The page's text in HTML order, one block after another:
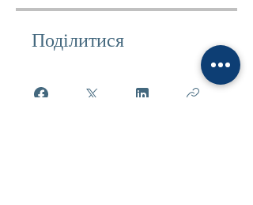
Поділитися